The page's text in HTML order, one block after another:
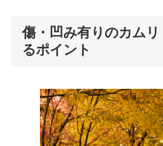
傷・凹み有りのカム
るポイント